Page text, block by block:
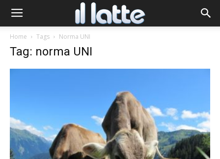
Home Tags Norma UNI
Tag: norma UNI